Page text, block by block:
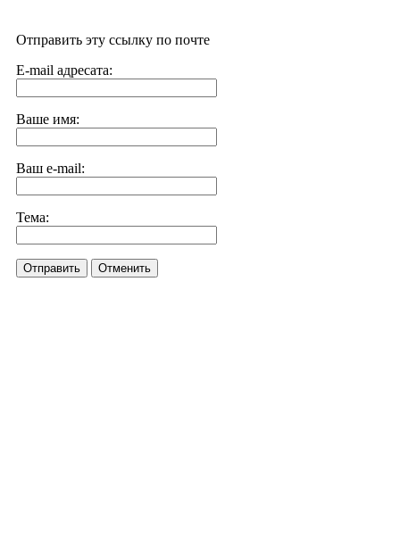
Отправить эту ссылку по почте
E-mail адресата:
Ваше имя:
Ваш e-mail:
Тема:
Отправить Отменить